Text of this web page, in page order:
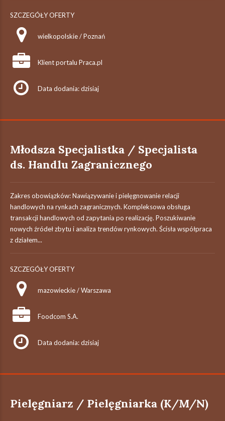
SZCZEGÓŁY OFERTY
wielkopolskie / Poznań
Klient portalu Praca.pl
Data dodania: dzisiaj
Młodsza Specjalistka / Specjalista
ds. Handlu Zagranicznego
Zakres obowiązków: Nawiązywanie i pielęgnowanie relacji
handlowych na rynkach zagranicznych. Kompleksowa obsługa
transakcji handlowych od zapytania po realizację. Poszukiwanie
nowych źródeł zbytu i analiza trendów rynkowych. Ścisła współpraca
z działem...
SZCZEGÓŁY OFERTY
mazowieckie / Warszawa
Foodcom S.A.
Data dodania: dzisiaj
Pielęgniarz / Pielęgniarka (K/M/N)